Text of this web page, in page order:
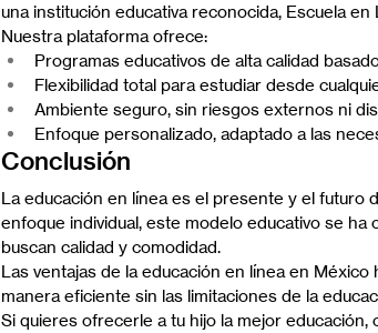
una institución educativa reconocida, Escuela en
Nuestra plataforma ofrece:
Programas educativos de alta calidad
Flexibilidad total para estudiar desde
Ambiente seguro, sin riesgos externos ni
Enfoque personalizado, adaptado a las
Conclusión
La educación en línea es el presente y el futuro
enfoque individual, este modelo educativo se
buscan calidad y comodidad.
Las ventajas de la educación en línea en
manera eficiente sin las limitaciones de la
Si quieres ofrecerle a tu hijo la mejor